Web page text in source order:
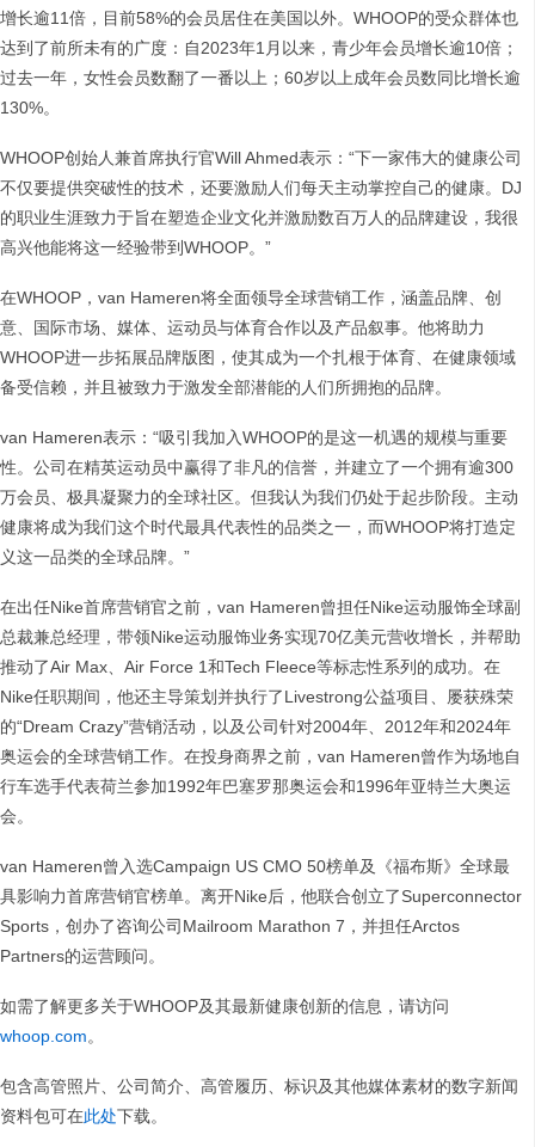
增长逾11倍，目前58%的会员居住在美国以外。WHOOP的受众群体也
达到了前所未有的广度：自2023年1月以来，青少年会员增长逾10倍；
过去一年，女性会员数翻了一番以上；60岁以上成年会员数同比增长逾
130%。
WHOOP创始人兼首席执行官Will Ahmed表示：“下一家伟大的健康公司
不仅要提供突破性的技术，还要激励人们每天主动掌控自己的健康。DJ
的职业生涯致力于旨在塑造企业文化并激励数百万人的品牌建设，我很
高兴他能将这一经验带到WHOOP。”
在WHOOP，van Hameren将全面领导全球营销工作，涵盖品牌、创
意、国际市场、媒体、运动员与体育合作以及产品叙事。他将助力
WHOOP进一步拓展品牌版图，使其成为一个扎根于体育、在健康领域
备受信赖，并且被致力于激发全部潜能的人们所拥抱的品牌。
van Hameren表示：“吸引我加入WHOOP的是这一机遇的规模与重要
性。公司在精英运动员中赢得了非凡的信誉，并建立了一个拥有逾300
万会员、极具凝聚力的全球社区。但我认为我们仍处于起步阶段。主动
健康将成为我们这个时代最具代表性的品类之一，而WHOOP将打造定
义这一品类的全球品牌。”
在出任Nike首席营销官之前，van Hameren曾担任Nike运动服饰全球副
总裁兼总经理，带领Nike运动服饰业务实现70亿美元营收增长，并帮助
推动了Air Max、Air Force 1和Tech Fleece等标志性系列的成功。在
Nike任职期间，他还主导策划并执行了Livestrong公益项目、屡获殊荣
的“Dream Crazy”营销活动，以及公司针对2004年、2012年和2024年
奥运会的全球营销工作。在投身商界之前，van Hameren曾作为场地自
行车选手代表荷兰参加1992年巴塞罗那奥运会和1996年亚特兰大奥运
会。
van Hameren曾入选Campaign US CMO 50榜单及《福布斯》全球最
具影响力首席营销官榜单。离开Nike后，他联合创立了Superconnector
Sports，创办了咨询公司Mailroom Marathon 7，并担任Arctos
Partners的运营顾问。
如需了解更多关于WHOOP及其最新健康创新的信息，请访问
whoop.com。
包含高管照片、公司简介、高管履历、标识及其他媒体素材的数字新闻
资料包可在此处下载。